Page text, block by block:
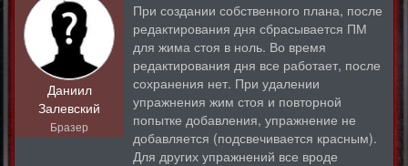
Даниил
Залевский
Бразер
При создании собственного плана, после
редактирования дня сбрасывается ПМ
для жима стоя в ноль. Во время
редактирования дня все работает, после
сохранения нет. При удалении
упражнения жим стоя и повторной
попытке добавления, упражнение не
добавляется (подсвечивается красным).
Для других упражнений все вроде